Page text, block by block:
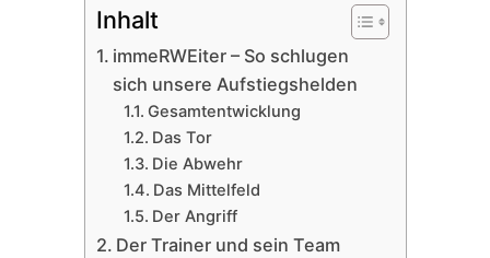
Inhalt
immeRWEiter – So schlugen
sich unsere Aufstiegshelden
Gesamtentwicklung
Das Tor
Die Abwehr
Das Mittelfeld
Der Angriff
Der Trainer und sein Team